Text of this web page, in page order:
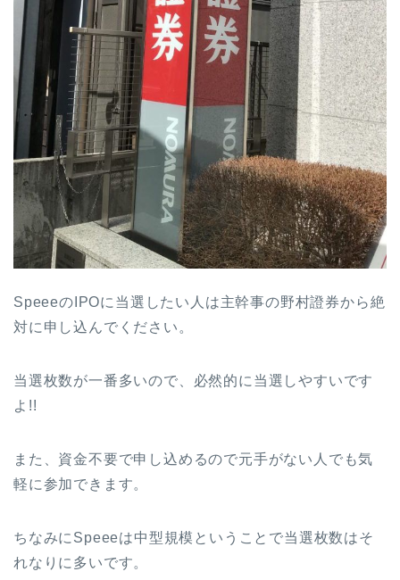
SpeeeのIPOに当選したい人は主幹事の野村證券から絶
対に申し込んでください。
当選枚数が一番多いので、必然的に当選しやすいです
よ!!
また、資金不要で申し込めるので元手がない人でも気
軽に参加できます。
ちなみにSpeeeは中型規模ということで当選枚数はそ
れなりに多いです。